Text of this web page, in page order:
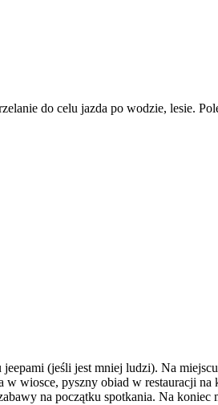
do celu jazda po wodzie, lesie.
(jeśli jest mniej ludzi). Na
wiosce, pyszny obiad w restauracji
na początku spotkania. Na